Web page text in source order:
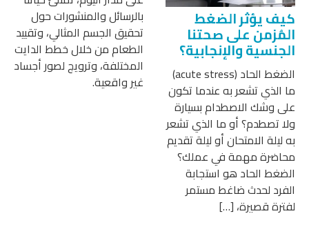
كيف يؤثر الضغط
المُزمن على صحتنا
الجنسية والإنجابية؟
الضغط الحاد (acute stress)
ما الذي تشعر به عندما تكون
على وشك الاصطدام بسيارة
ولا تصطدم؟ أو ما الذي تشعر
به ليلة الامتحان أو ليلة تقديم
محاضرة مهمة في عملك؟
الضغط الحاد هو استجابة
الفرد لحدث ضاغط مستمر
لفترة قصيرة، […]
بالرسائل والمنشورات حول
تحقيق الجسم المثالي، وتقييد
الطعام من خلال خطط الدايت
المختلفة، وترويج لصور أجساد
غير واقعية.